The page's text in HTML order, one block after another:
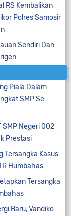
RS Kembalikan
Polres Samosir
Sendiri Dan
Piala Dalam
SMP Se
SMP Negeri 002
Prestasi
Tersangka Kasus
Humbahas
Tersangka
Baru, Vandiko